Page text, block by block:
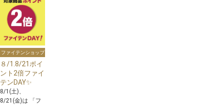
ファイテンショップ
８/1.8/21ポイ
ント2倍ファイ
テンDAY✨
8/1(土)、
8/21(金)は 「フ